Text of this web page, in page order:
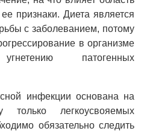
признаки. Диета является
с заболеванием, потому
в организме
патогенных
инфекции основана на
легкоусвояемых
обязательно следить